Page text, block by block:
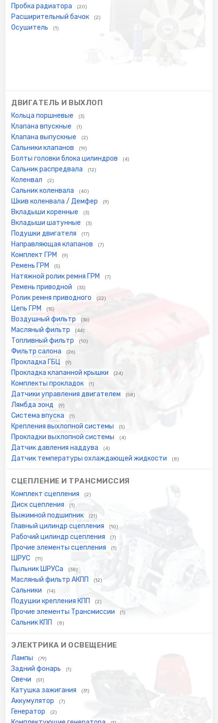
Пробка радиатора (20)
Расширительный бачок (2)
Осушитель (1)
ДВИГАТЕЛЬ И ВЫХЛОП
Кольца поршневые (3)
Клапана впускные (1)
Клапана выпускные (2)
Сальники клапанов (19)
Болты головки блока цилиндров (4)
Сальник распредвала (12)
Коленвал (2)
Сальник коленвала (40)
Шкив коленвала / Демфер (9)
Вкладыши коренные (3)
Вкладыши шатунные (3)
Подушки двигателя (17)
Направляющая клапанов (7)
Комплект ГРМ (9)
Ремень ГРМ (5)
Натяжной ролик ремня ГРМ (7)
Ремень приводной (33)
Ролик ремня приводного (22)
Цепь ГРМ (15)
Воздушный фильтр (36)
Масляный фильтр (44)
Топливный фильтр (10)
Фильтр салона (26)
Прокладка ГБЦ (9)
Прокладка клапанной крышки (24)
Комплекты прокладок (1)
Датчики управления двигателем (58)
Лямбда зонд (9)
Система впуска (1)
Крепления выхлопной системы (5)
Прокладки выхлопной системы (4)
Датчик давления наддува (4)
Датчик температуры охлаждающей жидкости (8)
СЦЕПЛЕНИЕ И ТРАНСМИССИЯ
Комплект сцепления (2)
Диск сцепления (1)
Выжимной подшипник (21)
Главный цилиндр сцепления (10)
Рабочий цилиндр сцепления (7)
Прочие элементы сцепления (1)
ШРУС (11)
Пыльник ШРУСа (38)
Масляный фильтр АКПП (12)
Сальники (14)
Подушки крепления КПП (2)
Прочие элементы Трансмиссии (1)
Сальник КПП (8)
ЭЛЕКТРИКА И ОСВЕЩЕНИЕ
Лампы (79)
Задний фонарь (1)
Свечи (51)
Катушка зажигания (31)
Аккумулятор (7)
Генератор (2)